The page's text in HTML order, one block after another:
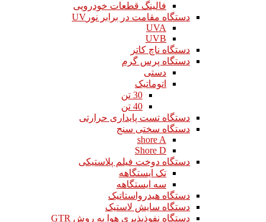
فالینگ قطعات خودرویی
دستگاه مقامت در برابر نورUV
UVA
UVB
دستگاه ناچ کاتر
دستگاه پرس گرم
دستی
اتوماتیک
30 تن
40 تن
دستگاه تست پایداری حرارتی
دستگاه سختی سنج
shore A
Shore D
دستگاه دوخت فیلم پلاستیکی
تک ایستگاهه
سه ایستگاهه
دستگاه هیدرواستاتیک
دستگاه سایش لاستیک
دستگاه نفوذپذیری هوا به روش GTR